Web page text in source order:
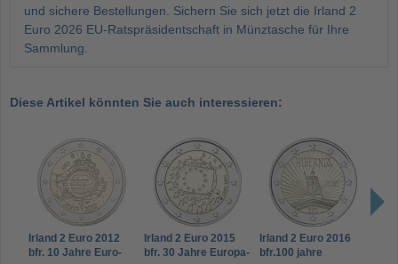
und sichere Bestellungen. Sichern Sie sich jetzt die Irland 2
Euro 2026 EU-Ratspräsidentschaft in Münztasche für Ihre
Sammlung.
Diese Artikel könnten Sie auch interessieren:
Irland 2 Euro 2012
bfr. 10 Jahre Euro-
Irland 2 Euro 2015
bfr. 30 Jahre Europa-
Irland 2 Euro 2016
bfr.100 jahre